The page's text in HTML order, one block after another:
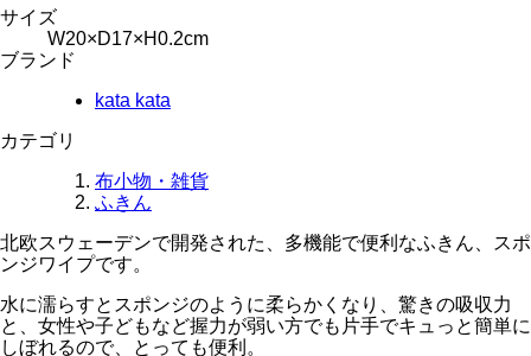
サイズ
W20×D17×H0.2cm
ブランド
kata kata
カテゴリ
布小物・雑貨
ふきん
北欧スウェーデンで開発された、多機能で便利なふきん、スポ
ンジワイプです。
水に濡らすとスポンジのように柔らかくなり、驚きの吸収力
と、女性や子どもなど握力が弱い方でも片手でキュっと簡単に
しぼれるので、とっても便利。